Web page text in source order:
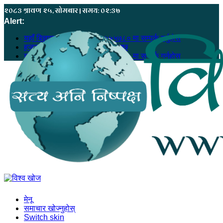
२०८३ श्रावण २५, सोमबार | समय: ०२:३७
Alert:
यहाँ बिज्ञापन गर्नु परेमा ९८६८५५५७८० मा सम्पर्क गर्नुहोस
हजुरको सूचना, हाम्रो खबर बन्न सक्छ
यहाँ बिज्ञापन गर्नु परेमा ९८६८५५५७८० मा सम्पर्क गर्नुहोस
मेनू
समाचार खोज्नुहोस्
Switch skin